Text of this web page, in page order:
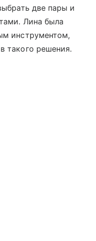
две пары и
Лина была
инструментом,
такого решения.